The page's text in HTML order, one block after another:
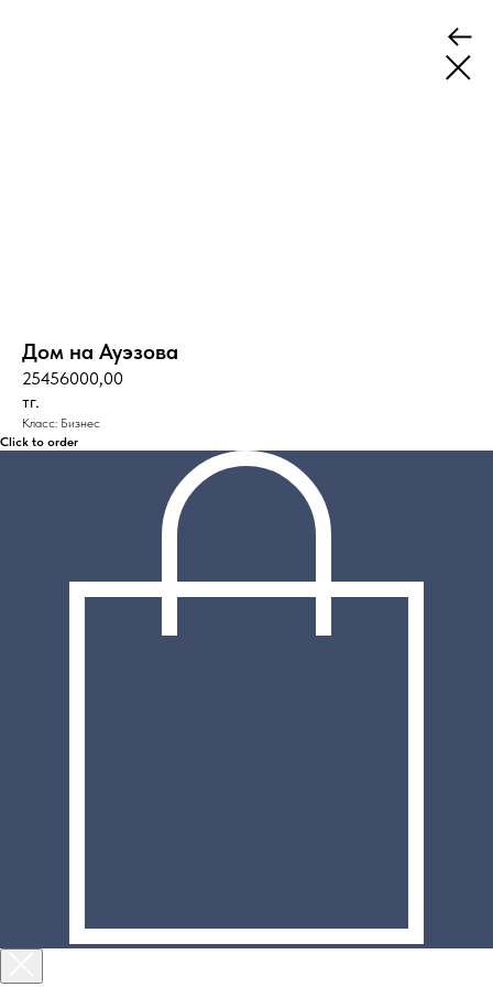
Дом на Ауэзова
25456000,00
тг.
Класс: Бизнес
Click to order